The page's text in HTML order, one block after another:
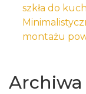
szkła do
montażu
Archiwa